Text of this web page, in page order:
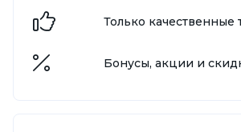
Только качественные
Бонусы, акции и